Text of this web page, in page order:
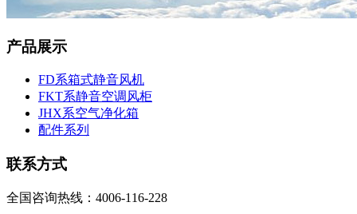
产品展示
FD系箱式静音风机
FKT系静音空调风柜
JHX系空气净化箱
配件系列
联系方式
全国咨询热线： 4006-116-228